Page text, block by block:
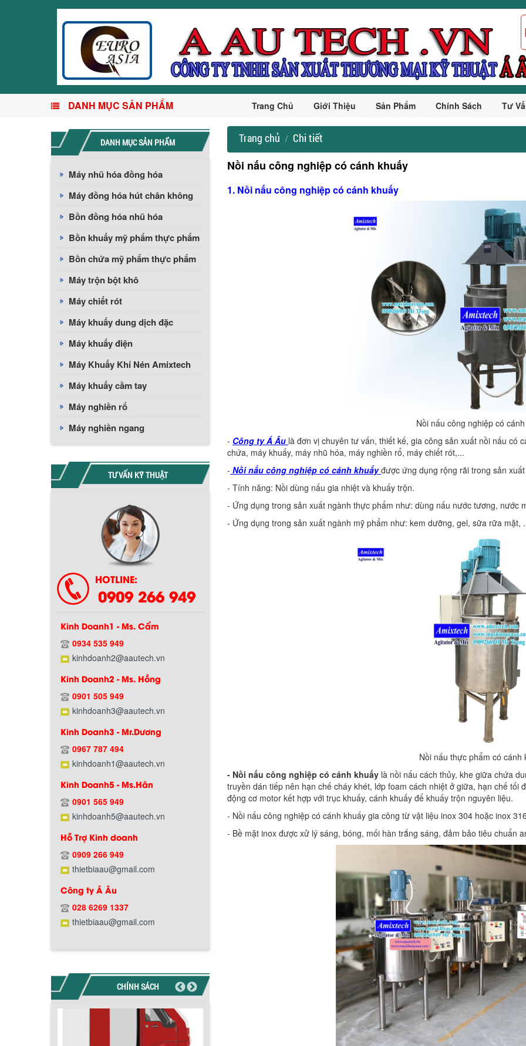
DANH MỤC SẢN PHẨM Trang Chủ Giới Thiệu Sản Phẩm Chính Sách Tư
DANH MỤC SẢN PHẨM
Máy nhũ hóa đồng hóa
Máy đồng hóa hút chân không
Bồn đồng hóa nhũ hóa
Bồn khuấy mỹ phẩm thực phẩm
Bồn chứa mỹ phẩm thực phẩm
Máy trộn bột khô
Máy chiết rót
Máy khuấy dung dịch đặc
Máy khuấy điện
Máy Khuấy Khí Nén Amixtech
Máy khuấy cầm tay
Máy nghiền rổ
Máy nghiền ngang
TƯ VẤN KỸ THUẬT
HOTLINE:
0909 266 949
Kinh Doanh1 - Ms. Cẩm
0934 535 949
kinhdoanh2@aautech.vn
Kinh Doanh2 - Ms. Hồng
0901 505 949
kinhdoanh3@aautech.vn
Kinh Doanh3 - Mr.Dương
0967 787 494
kinhdoanh1@aautech.vn
Kinh Doanh5 - Ms.Hân
0901 565 949
kinhdoanh5@aautech.vn
Hỗ Trợ Kinh doanh
0909 266 949
thietbiaau@gmail.com
Công ty Á Âu
028 6269 1337
thietbiaau@gmail.com
CHÍNH SÁCH
Chính sách bảo hành
Chính sách giao hàng
Hướng dẫn thanh toán mua hàng
Chính sách đổi trả hàng
Chính sách bảo hành
Trang chủ Chi tiết
Nồi nấu công nghiệp có cánh khuấy
1. Nồi nấu công nghiệp có cánh khuấy
Nồi nấu công nghiệp có
- Công ty Á Âu là đơn vị chuyên tư vấn, thiết kế, gia công sản xuất nồi nấu có
chứa, máy khuấy, máy nhũ hóa, máy nghiền rổ, máy chiết rót,...
- Nồi nấu công nghiệp có cánh khuấy được ứng dụng rộng rãi trong sản
- Tính năng: Nồi dùng nấu gia nhiệt và khuấy trộn.
- Ứng dụng trong sản xuất ngành thực phẩm như: dùng nấu nước tương, nước
- Ứng dụng trong sản xuất ngành mỹ phẩm như: kem dưỡng, gel, sữa rữa mặt,
Nồi nấu thực phẩm có cánh
- Nồi nấu công nghiệp có cánh khuấy là nồi nấu cách thủy, khe giữa chứa
truyền dán tiếp nên hạn chế cháy khét, lớp foam cách nhiệt ở giữa, hạn chế
động cơ motor kết hợp với trục khuấy, cánh khuấy để khuấy trộn nguyên liệu.
- Nồi nấu công nghiệp có cánh khuấy gia công từ vật liệu inox 304 hoặc inox
- Bề mặt inox được xử lý sáng, bóng, mối hàn trắng sáng, đảm bảo tiêu chuẩn